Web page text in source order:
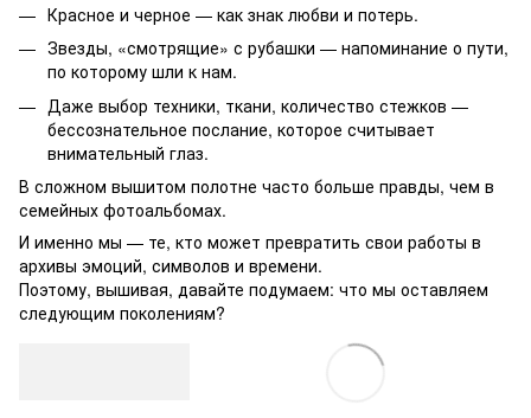
Красное и черное — как знак любви и потерь.
Звезды, «смотрящие» с рубашки — напоминание о пути,
по которому шли к нам.
Даже выбор техники, ткани, количество стежков —
бессознательное послание, которое считывает
внимательный глаз.
В сложном вышитом полотне часто больше правды, чем в
семейных фотоальбомах.
И именно мы — те, кто может превратить свои работы в
архивы эмоций, символов и времени.
Поэтому, вышивая, давайте подумаем: что мы оставляем
следующим поколениям?